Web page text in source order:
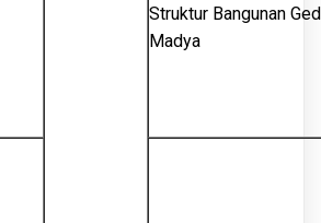
Struktur Bangunan
Madya